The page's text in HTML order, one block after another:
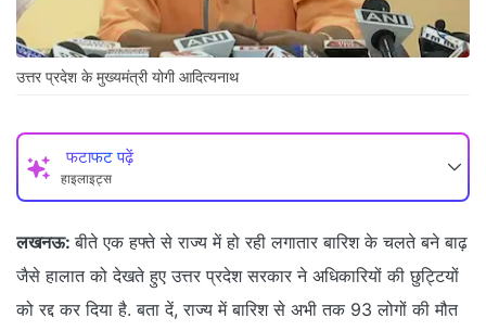
उत्तर प्रदेश के मुख्यमंत्री योगी आदित्यनाथ
फटाफट पढ़ें
हाइलाइट्स
लखनऊ: बीते एक हफ्ते से राज्य में हो रही लगातार बारिश के चलते बने बाढ़
जैसे हालात को देखते हुए उत्तर प्रदेश सरकार ने अधिकारियों की छुट्टियों
को रद्द कर दिया है. बता दें, राज्य में बारिश से अभी तक 93 लोगों की मौत